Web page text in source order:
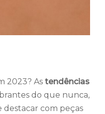
2023? As tendências
do que nunca,
destacar com peças